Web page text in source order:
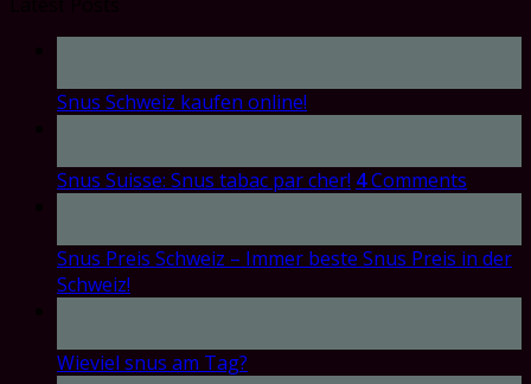
Snus Schweiz kaufen online!
Snus Suisse: Snus tabac par cher! 4Comments
Snus Preis Schweiz – Immer beste Snus Preis in der
Schweiz!
Wieviel snus am Tag?